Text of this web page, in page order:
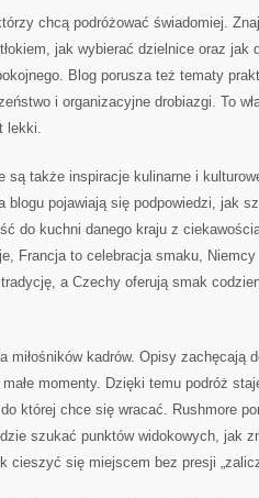
chcą podróżować świadomiej.
jak wybierać dzielnice oraz jak
Blog porusza też tematy
i organizacyjne drobiazgi. To
lekki.
są także inspiracje kulinarne i
blogu pojawiają się podpowiedzi, jak
do kuchni danego kraju z
Francja to celebracja smaku,
a Czechy oferują smak
miłośników kadrów. Opisy zachęcają
momenty. Dzięki temu podróż
której chce się wracać. Rushmore
szukać punktów widokowych, jak
się miejscem bez presji